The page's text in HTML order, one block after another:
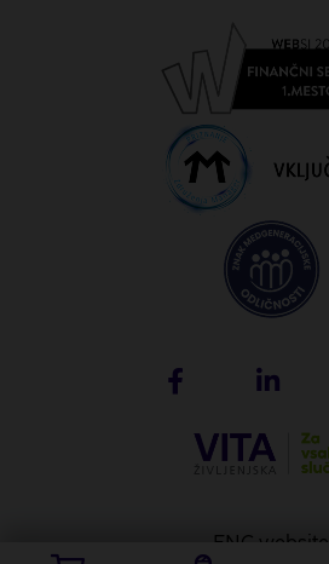
ENG website